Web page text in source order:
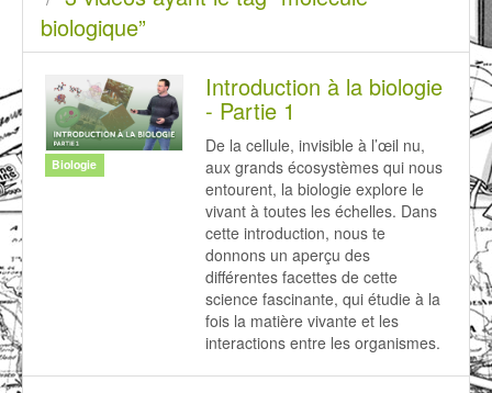
ayant
le
tag
“molécule
biologique”
biologique”
Biologie
Introduction à la biologie
- Partie 1
De la cellule, invisible à l’œil nu,
aux grands écosystèmes qui nous
entourent, la biologie explore le
vivant à toutes les échelles. Dans
cette introduction, nous te
donnons un aperçu des
différentes facettes de cette
science fascinante, qui étudie à la
fois la matière vivante et les
interactions entre les organismes.